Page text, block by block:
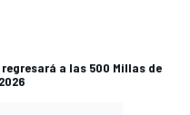
a las 500 Millas de